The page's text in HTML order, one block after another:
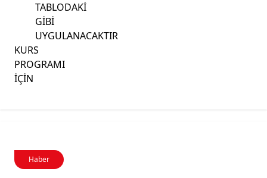
TABLODAKİ
GİBİ
UYGULANACAKTIR
KURS
PROGRAMI
İÇİN
Haber